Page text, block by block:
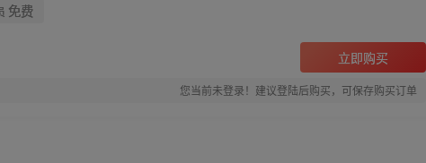
免费
立即购买
您当前未登录！建议登陆后购买，可保存购买订单